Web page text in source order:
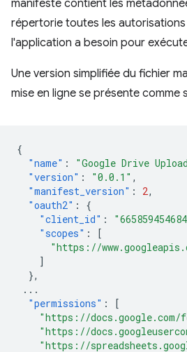
manifeste contient les
répertorie toutes les
l'application a besoin pour
Une version simplifiée du fichier
mise en ligne se présente comme
{
"name" : "Google Drive
"version" : "0.0.1" ,
"manifest_version" : 2,
"oauth2" :
{
"client_id" :
"scopes" :
[
"https://
]
},
...
"permissions" :
[
"https://docs.google.com/
"https://
"https://